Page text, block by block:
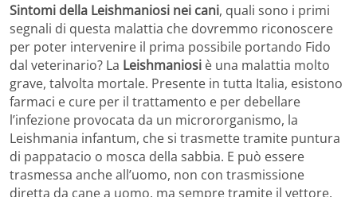
Sintomi della Leishmaniosi nei cani, quali sono i primi
segnali di questa malattia che dovremmo riconoscere
per poter intervenire il prima possibile portando Fido
dal veterinario? La Leishmaniosi è una malattia molto
grave, talvolta mortale. Presente in tutta Italia, esistono
farmaci e cure per il trattamento e per debellare
l’infezione provocata da un micrororganismo, la
Leishmania infantum, che si trasmette tramite puntura
di pappatacio o mosca della sabbia. E può essere
trasmessa anche all’uomo, non con trasmissione
diretta da cane a uomo, ma sempre tramite il vettore.